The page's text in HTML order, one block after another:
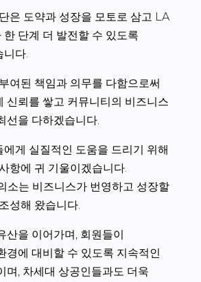
은 도약과 성장을 모토로 삼고 LA
한 단계 더 발전할 수 있도록
니다.
여된 책임과 의무를 다함으로써
신뢰를 쌓고 커뮤니티의 비즈니스
선을 다하겠습니다.
에게 실질적인 도움을 드리기 위해
항에 귀 기울이겠습니다.
소는 비즈니스가 번영하고 성장할
성해 왔습니다.
산을 이어가며, 회원들이
경에 대비할 수 있도록 지속적인
며, 차세대 상공인들과도 더욱